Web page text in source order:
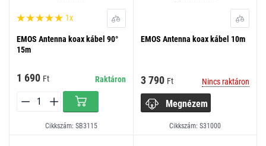
1x
EMOS Antenna koax kábel 90°
15m
1 690 Ft Raktáron
Cikkszám: SB3115
EMOS Antenna koax kábel 10m
3 790 Ft Nincs raktáron
Megnézem
Cikkszám: S31000